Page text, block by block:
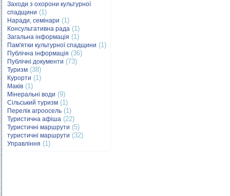
Заходи з охорони культурної
спадщини (1)
Наради, семінари (1)
Консультативна рада (1)
Загальна інформація (1)
Пам'ятки культурної спадщини (1)
Публічна інформація (36)
Публічні документи (73)
Туризм (38)
Курорти (1)
Маків (1)
Мінеральні води (9)
Сільський туризм (1)
Перелік агроосель (1)
Туристична афіша (22)
Туристичні маршрути (5)
туристичні маршрути (32)
Управління (1)